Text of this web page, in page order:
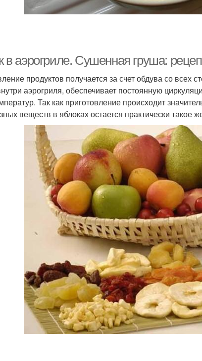
в аэрогриле. Сушенная груша:
продуктов получается за счет обдува со всех
аэрогриля, обеспечивает постоянную
Так как приготовление происходит
веществ в яблоках остается практически такое